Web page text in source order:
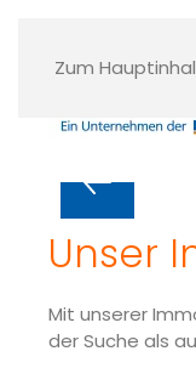
Zum
Sie
Suche
Unser
Mit unserer
der Suche als